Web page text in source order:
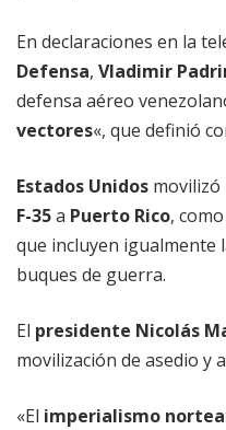
En declaraciones en la
Defensa, Vladimir
defensa aéreo
vectores«, que definió
Estados Unidos movilizó
F-35a Puerto Rico,
que incluyen igualmente
buques de guerra.
El presidente Nicolás
movilización de asedio y
«El imperialismo